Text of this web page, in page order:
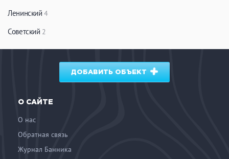
Ленинский4
Советский 2
ДОБАВИТЬ ОБЪЕКТ
О САЙТЕ
О нас
Обратная связь
Журнал Банника